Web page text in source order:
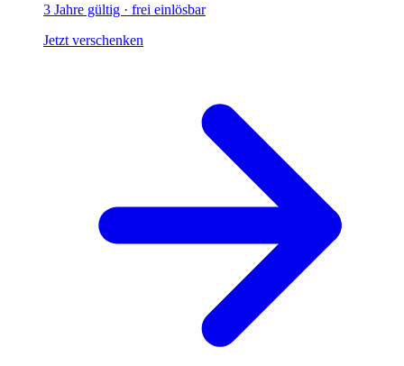
3 Jahre gültig · frei einlösbar
Jetzt verschenken